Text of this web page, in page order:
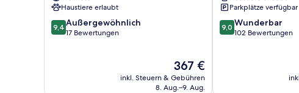
Haustiere erlaubt
9.4
von
9,4 Außergewöhnlich
17 Bewertungen
Der
Preis
beträgt
367 €
inkl. Steuern & Gebühren
8. Aug.–9. Aug.
Parkplätze verfügbar
9.0
von
9,0 Wunderbar
102 Bewertungen